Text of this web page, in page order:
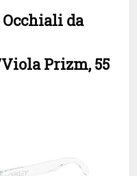
da
Prizm, 55